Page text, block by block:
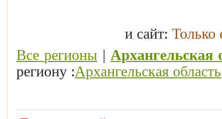
и сайт:
Все регионы | Архангельская
региону :Архангельская область